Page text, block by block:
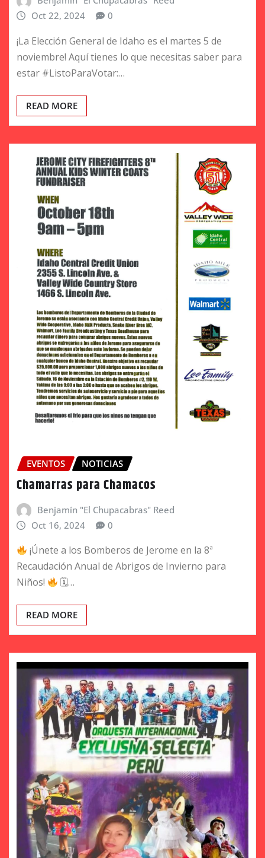
Oct 22, 2024
0
¡La Elección General de Idaho es el martes 5 de
noviembre! Aquí tienes lo que necesitas saber para
estar #ListoParaVotar:…
READ MORE
EVENTOS NOTICIAS
Chamarras para Chamacos
Benjamín "El Chupacabras" Reed
Oct 16, 2024
0
¡Únete a los Bomberos de Jerome en la 8ª
Recaudación Anual de Abrigos de Invierno para
Niños!
🗓…
READ MORE